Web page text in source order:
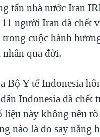
tấn nhà nước Iran
người Iran đã chết
cuộc hành
qua đời.
Bộ Y tế Indonesia
Indonesia đã chết
liệu này không nêu
nào là do say nắng